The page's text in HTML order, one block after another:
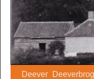
Deever